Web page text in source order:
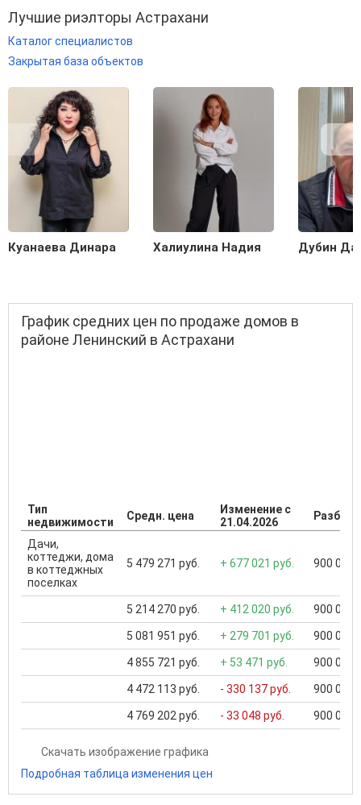
Лучшие риэлторы Астрахани
Каталог специалистов
Закрытая база объектов
Куанаева Динара Халиулина Надия Дубин
График средних цен по продаже домов в
районе Ленинский в Астрахани
Тип
недвижимости
Средн. цена
Изменение с
21.04.2026
Дачи,
коттеджи, дома
в коттеджных
поселках
5 479 271 руб. + 677 021 руб. 900 000
5 214 270 руб. + 412 020 руб. 900 000
5 081 951 руб. + 279 701 руб. 900 000
4 855 721 руб. + 53 471 руб. 900 000
4 472 113 руб. - 330 137 руб. 900 000
4 769 202 руб. - 33 048 руб. 900 000
Скачать изображение графика
Подробная таблица изменения цен